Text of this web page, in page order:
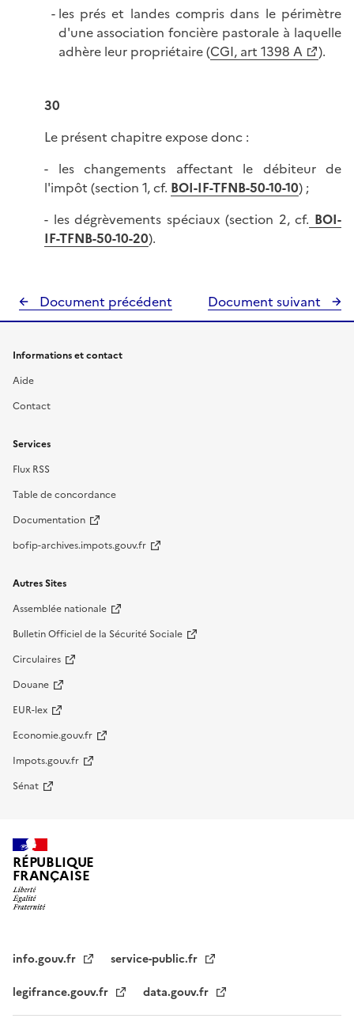
les prés et landes compris dans le périmètre
d'une association foncière pastorale à laquelle
adhère leur propriétaire (CGI, art 1398 A ).
30
Le présent chapitre expose donc :
- les changements affectant le débiteur de
l'impôt (section 1, cf. BOI-IF-TFNB-50-10-10) ;
- les dégrèvements spéciaux (section 2, cf. BOI-
IF-TFNB-50-10-20).
Document précédent Document suivant
Informations et contact
Aide
Contact
Services
Flux RSS
Table de concordance
Documentation
bofip-archives.impots.gouv.fr
Autres Sites
Assemblée nationale
Bulletin Officiel de la Sécurité Sociale
Circulaires
Douane
EUR-lex
Economie.gouv.fr
Impots.gouv.fr
Sénat
RÉPUBLIQUE
FRANÇAISE
info.gouv.fr
service-public.fr
legifrance.gouv.fr
data.gouv.fr